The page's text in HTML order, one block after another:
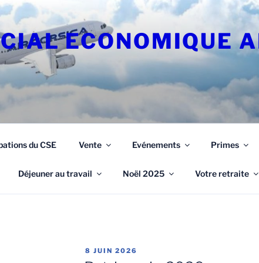
ECONOMIQUE
du CSE Vente Evénements Primes
Déjeuner au travail Noël 2025 Votre retraite
PUBLIÉ
LE
8 JUIN 2026